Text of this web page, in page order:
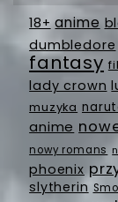
18+ anime
dumbledore
fantasy
lady crown
muzyka
anime
nowy romans
phoenix
slytherin